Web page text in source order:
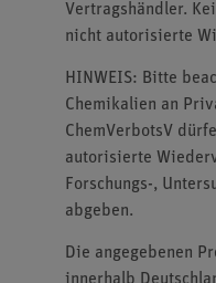
Vertragshändler.
nicht autorisierte
HINWEIS: Bitte
Chemikalien an
ChemVerbotsV
autorisierte
Forschungs-,
abgeben.
Die angegebenen